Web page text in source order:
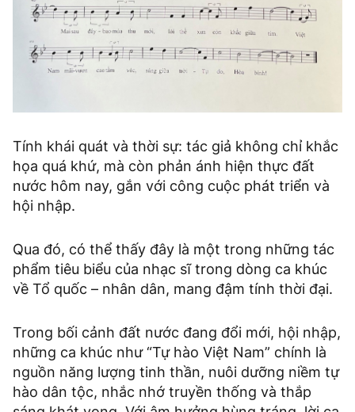
Tính khái quát và thời sự: tác giả không chỉ khắc
họa quá khứ, mà còn phản ánh hiện thực đất
nước hôm nay, gắn với công cuộc phát triển và
hội nhập.
Qua đó, có thể thấy đây là một trong những tác
phẩm tiêu biểu của nhạc sĩ trong dòng ca khúc
về Tổ quốc – nhân dân, mang đậm tính thời đại.
Trong bối cảnh đất nước đang đổi mới, hội nhập,
những ca khúc như “Tự hào Việt Nam” chính là
nguồn năng lượng tinh thần, nuôi dưỡng niềm tự
hào dân tộc, nhắc nhớ truyền thống và thắp